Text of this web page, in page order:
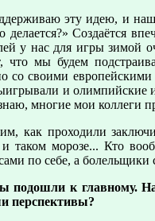
эту идею, и
делается?» Создаётся
у нас для игры зимой
что мы будем
со своими
и олимпийские
многие мои коллеги
как проходили
таком морозе... Кто
по себе, а
подошли к главному.
перспективы?